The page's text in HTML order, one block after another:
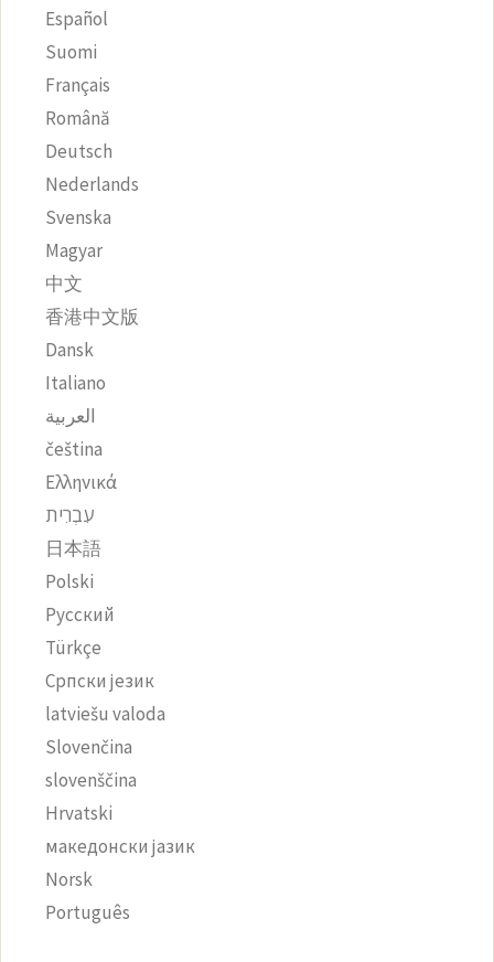
Español
Suomi
Français
Română
Deutsch
Nederlands
Svenska
Magyar
中文
香港中文版
Dansk
Italiano
العربية
čeština‎
Ελληνικά
עִבְרִית
日本語
Polski
Русский
Türkçe
Српски језик
latviešu valoda
Slovenčina
slovenščina
Hrvatski
македонски јазик
Norsk
Português